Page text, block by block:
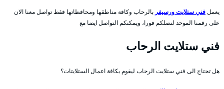
يعملفني ستلايت ورسيفر بالرحاب وكافة مناطقها ومحافظاتها فقط تواصل معنا الان
على رقمنا الموحد لنصلكم فورا، ويمكنكم التواصل ايضا مع
فني ستلايت الرحاب
هل تحتاج الى فني ستلايت الرحاب ليقوم بكافة اعمال الستلايتات؟